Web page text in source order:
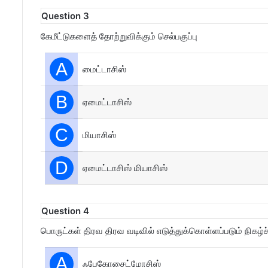
Question 3
கேமீட்டுகளைத் தோற்றுவிக்கும் செல்பகுப்பு
A மைட்டாசிஸ்
B ஏமைட்டாசிஸ்
C மியாசிஸ்
D ஏமைட்டாசிஸ் மியாசிஸ்
Question 4
பொருட்கள் திரவ திரவ வடிவில் எடுத்துக்கொள்ளப்படும்
A ஃபேகோசைட்மோசிஸ்